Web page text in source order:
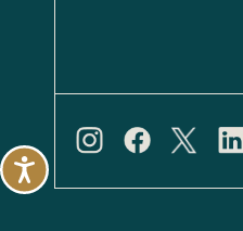
Accessibility